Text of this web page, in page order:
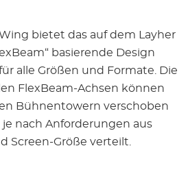
bietet das auf dem Layher
basierende Design
alle Größen und Formate. Die
FlexBeam-Achsen können
Bühnentowern verschoben
nach Anforderungen aus
Screen-Größe verteilt.